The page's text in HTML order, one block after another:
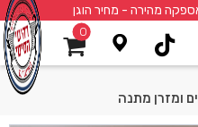
מהירה - מחיר הוגן
0
ומזרן מתנה